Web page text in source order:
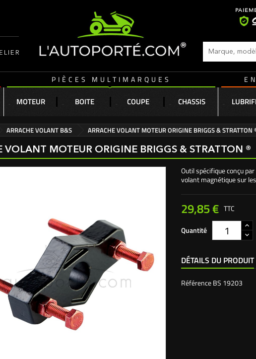
PIÈCES MULTIMARQUES
MOTEUR BOITE COUPE CHASSIS
ARRACHE VOLANT B&S ARRACHE VOLANT MOTEUR ORIGINE BRIGGS & STRATTON
VOLANT MOTEUR ORIGINE BRIGGS & STRATTON ®
Outil spécifique conçu
volant magnétique sur
29,85 € TTC
Quantité
DÉTAILS DU PRODUIT
RéférenceBS 19203